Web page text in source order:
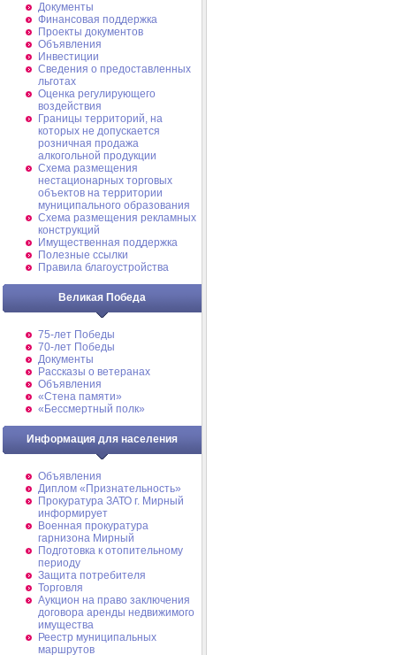
Документы
Финансовая поддержка
Проекты документов
Объявления
Инвестиции
Сведения о предоставленных
льготах
Оценка регулирующего
воздействия
Границы территорий, на
которых не допускается
розничная продажа
алкогольной продукции
Схема размещения
нестационарных торговых
объектов на территории
муниципального образования
Схема размещения рекламных
конструкций
Имущественная поддержка
Полезные ссылки
Правила благоустройства
Великая Победа
75-лет Победы
70-лет Победы
Документы
Рассказы о ветеранах
Объявления
«Стена памяти»
«Бессмертный полк»
Информация для населения
Объявления
Диплом «Признательность»
Прокуратура ЗАТО г. Мирный
информирует
Военная прокуратура
гарнизона Мирный
Подготовка к отопительному
периоду
Защита потребителя
Торговля
Аукцион на право заключения
договора аренды недвижимого
имущества
Реестр муниципальных
маршрутов